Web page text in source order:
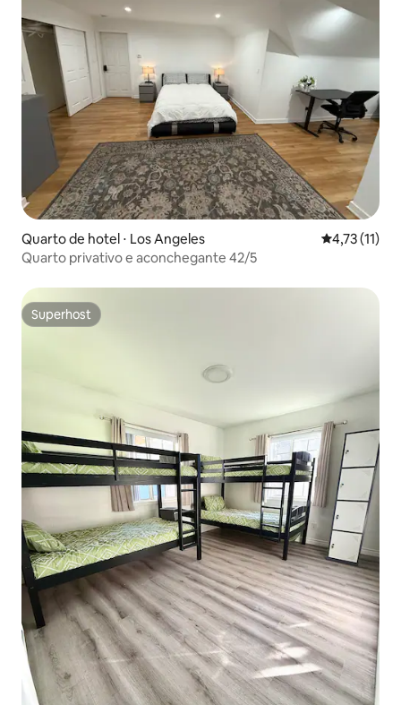
Quarto de hotel ⋅ Los Angeles 4,73 de uma
4,73 (11)
Quarto privativo e aconchegante 42/5
Superhost
Superhost